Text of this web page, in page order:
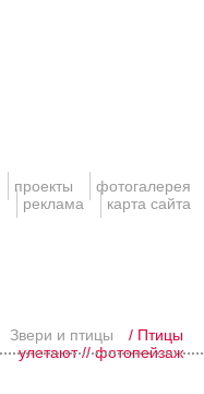
проекты
фотогалерея
реклама
карта сайта
Звери и птицы
/ Птицы
улетают // фотопейзаж